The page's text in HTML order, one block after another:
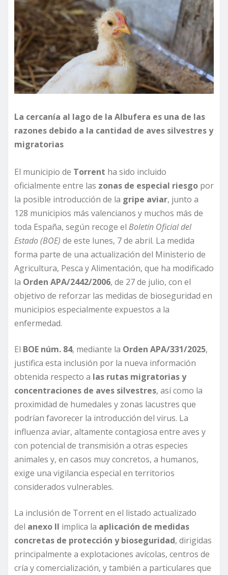
La cercanía al lago de la Albufera es una de las
razones debido a la cantidad de aves silvestres y
migratorias
El municipio de Torrent ha sido incluido
oficialmente entre las zonas de especial riesgo por
la posible introducción de la gripe aviar, junto a
128 municipios más valencianos y muchos más de
toda España, según recoge el Boletín Oficial del
Estado (BOE) de este lunes, 7 de abril. La medida
forma parte de una actualización del Ministerio de
Agricultura, Pesca y Alimentación, que ha modificado
la Orden APA/2442/2006, de 27 de julio, con el
objetivo de reforzar las medidas de bioseguridad en
municipios especialmente expuestos a la
enfermedad.
El BOE núm. 84, mediante la Orden APA/331/2025,
justifica esta inclusión por la nueva información
obtenida respecto a las rutas migratorias y
concentraciones de aves silvestres, así como la
proximidad de humedales y zonas lacustres que
podrían favorecer la introducción del virus. La
influenza aviar, altamente contagiosa entre aves y
con potencial de transmisión a otras especies
animales y, en casos muy concretos, a humanos,
exige una vigilancia especial en territorios
considerados vulnerables.
La inclusión de Torrent en el listado actualizado
del anexo II implica la aplicación de medidas
concretas de protección y bioseguridad, dirigidas
principalmente a explotaciones avícolas, centros de
cría y comercialización, y también a particulares que